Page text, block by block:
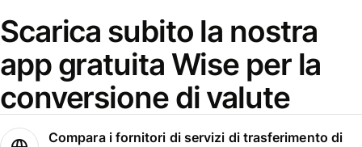
Scarica subito la nostra
app gratuita Wise per la
conversione di valute
Compara i fornitori di servizi di trasferimento di